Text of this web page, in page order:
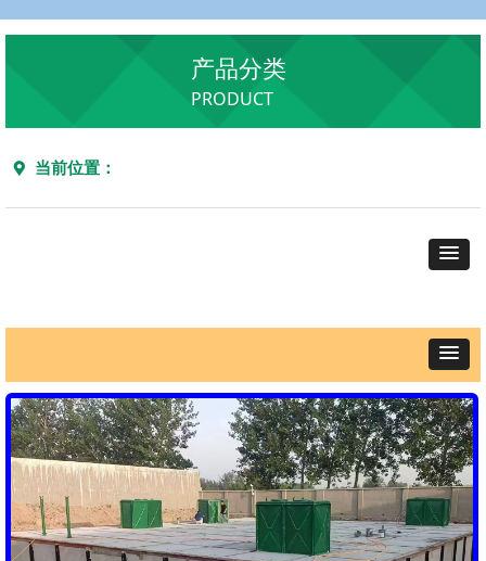
产品分类
PRODUCT
끇 当前位置：